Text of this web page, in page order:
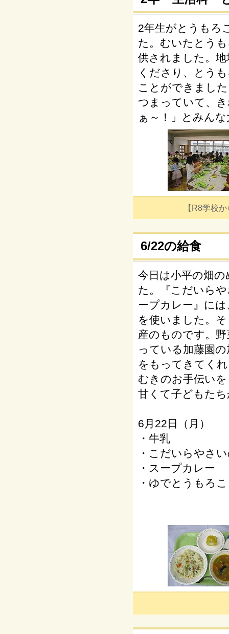
2年生がとうもろ
た。むいたとう
供されました。
くださり、とう
ことができまし
つまっていて、
ぁ～！」とみん
【R8学校
6/22の給食
今日は小平の畑
た。『こだいら
ープカレー』に
を使いました。
産のものです。
っている加藤園
をもってきてく
むきのお手伝い
甘くて子どもた
6月22日（月）
・牛乳
・こだいらやさ
・スープカレー
・ゆでとうもろ